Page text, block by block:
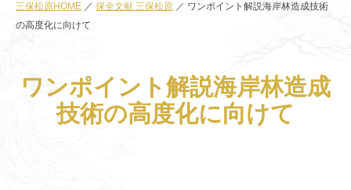
三保松原HOME 保全文献 三保松原
ワンポイント解説海岸林造成技術
の高度化に向けて
ワンポイント解説海岸林造成
技術の高度化に向けて